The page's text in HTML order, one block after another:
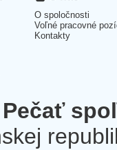
O spoločnosti
Voľné pracovné
Kontakty
Pečať